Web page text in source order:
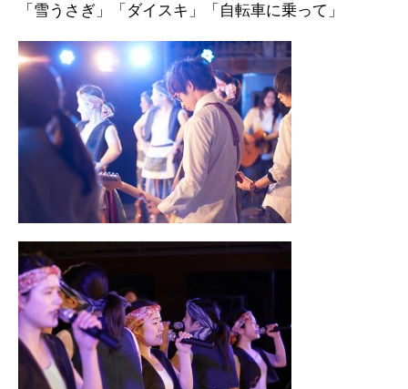
「雪うさぎ」「ダイスキ」「自転車に乗って」